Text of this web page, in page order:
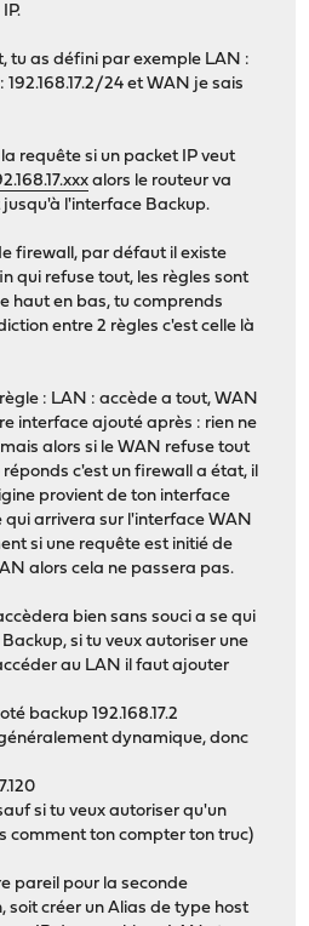
tu as défini par exemple LAN :
192.168.17.2/24 et WAN je sais
requête si un packet IP veut
alors le routeur va
l'interface Backup.
firewall, par défaut il existe
qui refuse tout, les règles sont
haut en bas, tu comprends
entre 2 règles c'est celle là
: LAN : accède a tout, WAN
interface ajouté après : rien ne
alors si le WAN refuse tout
c'est un firewall a état, il
provient de ton interface
qui arrivera sur l'interface WAN
si une requête est initié de
alors cela ne passera pas.
bien sans souci a se qui
si tu veux autoriser une
au LAN il faut ajouter
backup 192.168.17.2
dynamique, donc
si tu veux autoriser qu'un
comment ton compter ton truc)
pareil pour la seconde
soit créer un Alias de type host